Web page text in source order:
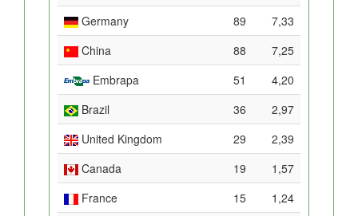
Germany
89
7,33
China
88
7,25
Embrapa
51
4,20
Brazil
36
2,97
United Kingdom
29
2,39
Canada
19
1,57
France
15
1,24